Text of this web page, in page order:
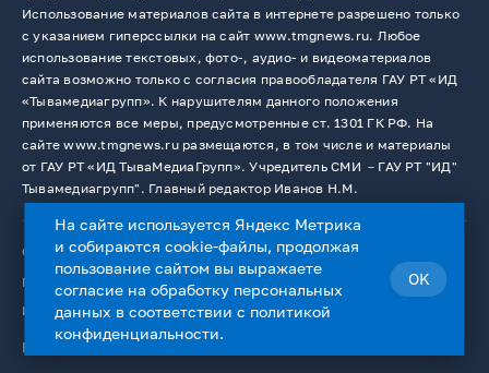
Использование материалов сайта в интернете разрешено только
с указанием гиперссылки на сайт www.tmgnews.ru. Любое
использование текстовых, фото-, аудио- и видеоматериалов
сайта возможно только с согласия правообладателя ГАУ РТ «ИД
«Тывамедиагрупп». К нарушителям данного положения
применяются все меры, предусмотренные ст. 1301 ГК РФ. На
сайте www.tmgnews.ru размещаются, в том числе и материалы
от ГАУ РТ «ИД ТываМедиаГрупп». Учредитель СМИ －ГАУ РТ "ИД"
Тывамедиагрупп". Главный редактор Иванов Н.М.
© 2026. Все права защищены.
12+
Пользовательское соглашение
Использование cookie-файлов
Работает на
На сайте используется Яндекс Метрика
и собираются cookie-файлы, продолжая
пользование сайтом вы выражаете
согласие наобработку персональных
данных в соответствии с политикой
конфиденциальности.
OK